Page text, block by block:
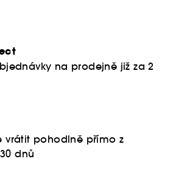
na prodejně již za 2
vrátit pohodlně přímo z
dnů